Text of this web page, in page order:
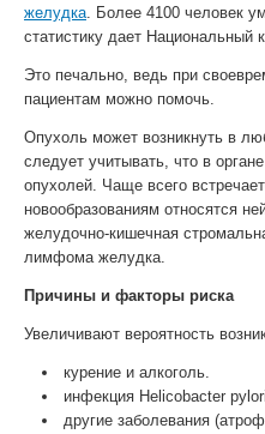
желудка. Более 4100 человек
статистику дает Национальный
Это печально, ведь при
пациентам можно помочь.
Опухоль может возникнуть в
следует учитывать, что в
опухолей. Чаще всего
новообразованиям относятся
желудочно-кишечная
лимфома желудка.
Причины и факторы риска
Увеличивают вероятность
курение и алкоголь.
инфекция Helicobacter
другие заболевания